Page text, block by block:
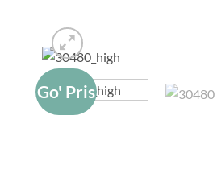
Go' Pris